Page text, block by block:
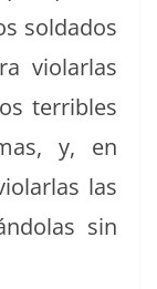
sol­da­dos
vio­lar­las
ter­ri­bles
y, en
las
sin